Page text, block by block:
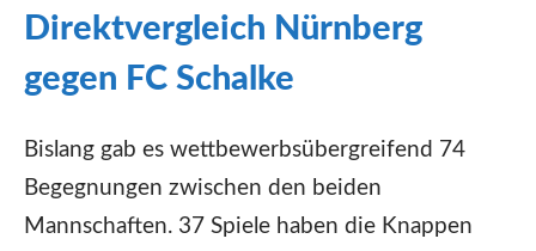
Direktvergleich Nürnberg
gegen FC Schalke
Bislang gab es wettbewerbsübergreifend 74
Begegnungen zwischen den beiden
Mannschaften. 37 Spiele haben die Knappen